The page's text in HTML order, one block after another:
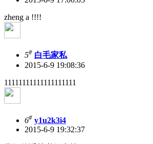
zheng a !!!!
5# 白毛家私
2015-6-9 19:08:36
11111111111111111111
6# y1u2k3i4
2015-6-9 19:32:37